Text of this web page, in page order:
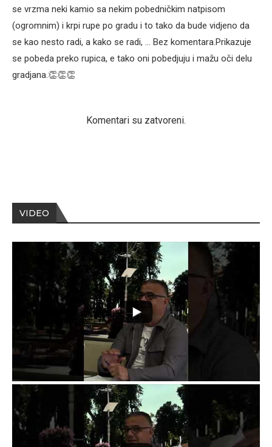
se vrzma neki kamio sa nekim pobedničkim natpisom
(ogromnim) i krpi rupe po gradu i to tako da bude vidjeno da
se kao nesto radi, a kako se radi, … Bez komentara.Prikazuje
se pobeda preko rupica, e tako oni pobedjuju i mažu oči delu
gradjana.👏👏👏
Komentari su zatvoreni.
VIDEO